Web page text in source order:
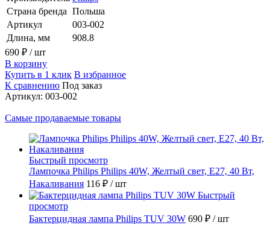
Страна бренда Польша
Артикул
003-002
Длина, мм
908.8
690 ₽ / шт
В корзину
Купить в 1 клик В избранное
К сравнению Под заказ
Артикул: 003-002
Самые продаваемые товары
Быстрый просмотр
Лампочка Philips Philips 40W, Желтый свет, E27, 40 Вт,
Накаливания 116 ₽ / шт
Быстрый
просмотр
Бактерцидная лампа Philips TUV 30W 690 ₽ / шт